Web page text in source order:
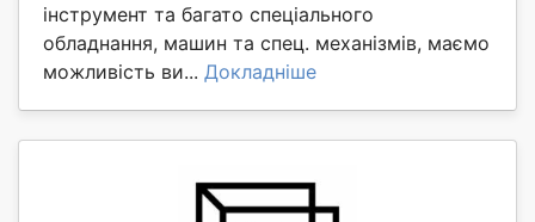
інструмент та багато спеціального
обладнання, машин та спец. механізмів, маємо
можливість ви... Докладніше